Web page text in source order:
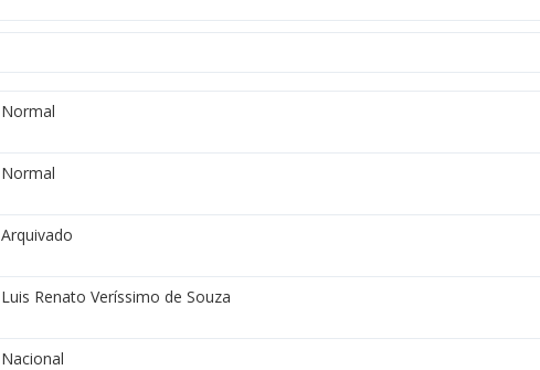
Normal
Normal
Arquivado
Luis Renato Veríssimo de Souza
Nacional